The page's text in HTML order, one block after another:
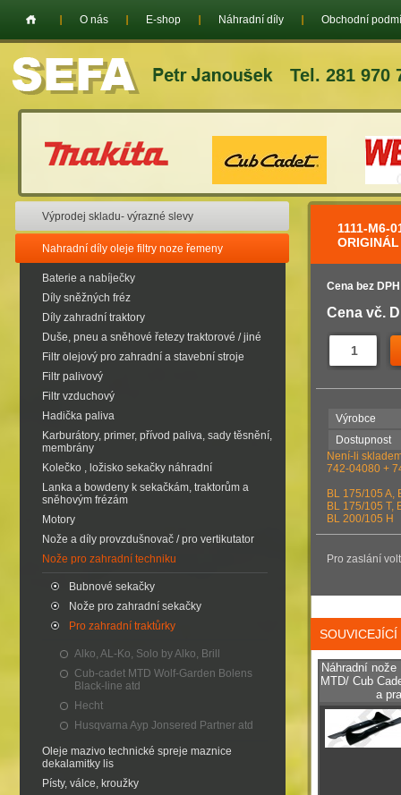
Tel. 281 970
O nás E-shop Náhradní díly Obchodní
Výprodej skladu- výrazné slevy
Nahradní díly oleje filtry noze řemeny
Baterie a nabíječky
Díly sněžných fréz
Díly zahradní traktory
Duše, pneu a sněhové řetezy traktorové / jiné
Filtr olejový pro zahradní a stavební stroje
Filtr palivový
Filtr vzduchový
Hadička paliva
Karburátory, primer, přívod paliva, sady těsnění,
membrány
Kolečko , ložisko sekačky náhradní
Lanka a bowdeny k sekačkám, traktorům a
sněhovým frézám
Motory
Nože a díly provzdušnovač / pro vertikutator
Nože pro zahradní techniku
Bubnové sekačky
Nože pro zahradní sekačky
Pro zahradní traktůrky
Alko, AL-Ko, Solo by Alko, Brill
Cub-cadet MTD Wolf-Garden Bolens
Black-line atd
Hecht
Husqvarna Ayp Jonsered Partner atd
Oleje mazivo technické spreje maznice
dekalamitky lis
Písty, válce, kroužky
1111-M6-
Cena bez
Cena vč.
Výrobce
Dostupnost
Není-li
742-04080 +
BL 175/105 A,
BL 175/105 T,
BL 200/105 H
Pro zaslání
Náhradní
MTD/ Cub
a